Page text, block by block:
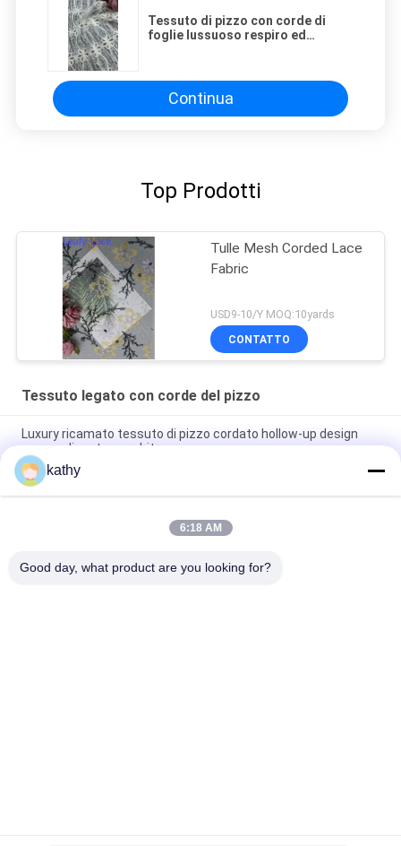
Tessuto di pizzo con corde di
foglie lussuoso respiro ed
Continua
Top Prodotti
Tulle Mesh Corded Lace
Fabric
USD9-10/Y MOQ:10yards
CONTATTO
Tessuto legato con corde del pizzo
Luxury ricamato tessuto di pizzo cordato hollow-up design
personalizzato per abito
Cord Lace Fabric High Luxary Hollow-up for Elegant Bridal
Wedding Party Women's Dress
Tessuto in pizzo cordonato, tessuto in pizzo Guipure per abito
kathy
6:18 AM
Good day, what product are you looking for?